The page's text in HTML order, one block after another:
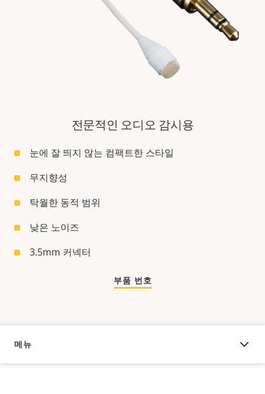
전문적인 오디오 감시용
눈에 잘 띄지 않는 컴팩트한 스타일
무지향성
탁월한 동적 범위
낮은 노이즈
3.5mm 커넥터
부품 번호
메뉴
오버뷰